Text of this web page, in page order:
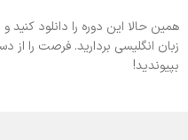
همین حالا این دوره را دانلود کنید
زبان انگلیسی بردارید. فرصت را از
بپیوندید!